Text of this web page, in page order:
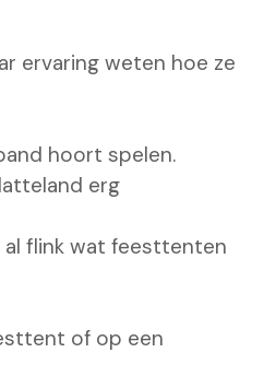
ervaring weten hoe ze
hoort spelen.
erg
al flink wat feesttenten
of op een